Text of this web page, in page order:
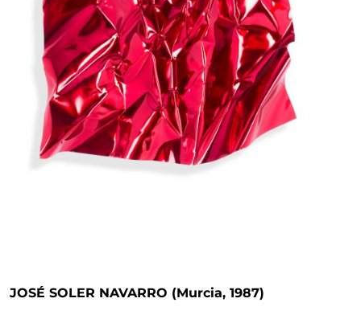
JOSÉ SOLER NAVARRO (Murcia, 1987)